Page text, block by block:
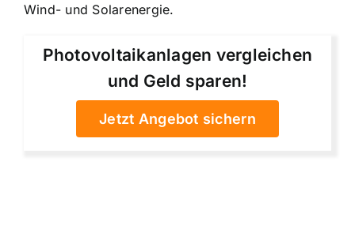
Wind- und Solarenergie.
Photovoltaikanlagen vergleichen
und Geld sparen!
Jetzt Angebot sichern